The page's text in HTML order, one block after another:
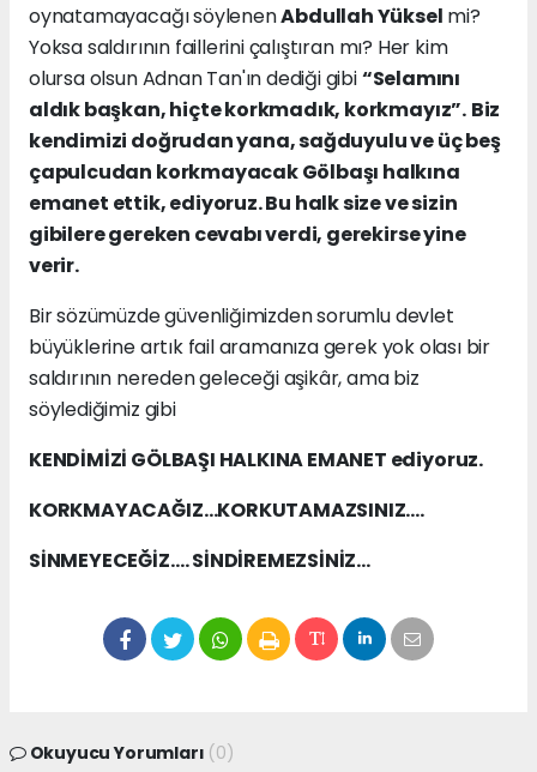
oynatamayacağı söylenenAbdullah Yüksel mi?
Yoksa saldırının faillerini çalıştıran mı? Her kim
olursa olsun Adnan Tan'ın dediği gibi“Selamını
aldık başkan, hiçte korkmadık, korkmayız”. Biz
kendimizi doğrudan yana, sağduyulu ve üç beş
çapulcudan korkmayacak Gölbaşı halkına
emanet ettik, ediyoruz. Bu halk size ve sizin
gibilere gereken cevabı verdi, gerekirse yine
verir.
Bir sözümüzde güvenliğimizden sorumlu devlet
büyüklerine artık fail aramanıza gerek yok olası bir
saldırının nereden geleceği aşikâr, ama biz
söylediğimiz gibi
KENDİMİZİ GÖLBAŞI HALKINA EMANET ediyoruz.
KORKMAYACAĞIZ…KORKUTAMAZSINIZ….
SİNMEYECEĞİZ…. SİNDİREMEZSİNİZ…
Okuyucu Yorumları (0)